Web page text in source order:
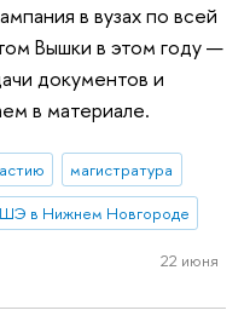
в вузах по всей
Вышки в этом году —
документов и
в материале.
магистратура
в Нижнем Новгороде
22 июня